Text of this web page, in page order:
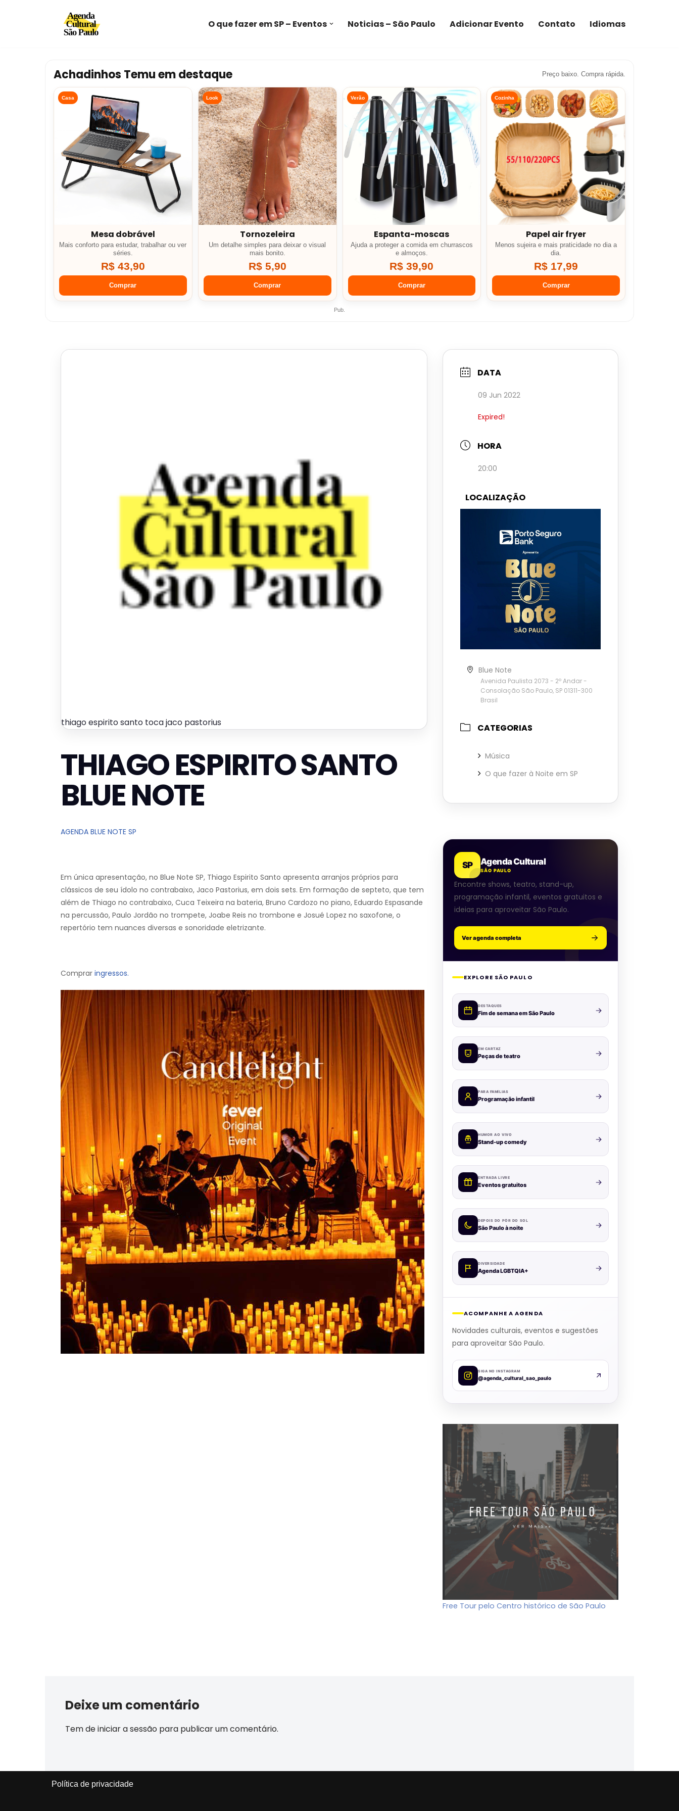
O que fazer em SP – Eventos Noticias – São Paulo Adicionar Evento Contato Idiomas
Achadinhos Temu em destaque Preço baixo. Compra rápida.
Casa
Mesa dobrável
Mais conforto para estudar, trabalhar ou ver
séries.
R$ 43,90
Comprar
Look
Tornozeleira
Um detalhe simples para deixar o visual
mais bonito.
R$ 5,90
Comprar
Verão
Espanta-moscas
Ajuda a proteger a comida em churrascos
e almoços.
R$ 39,90
Comprar
Cozinha
Papel air fryer
Menos sujeira e mais praticidade no dia a
dia.
R$ 17,99
Comprar
Pub.
thiago espirito santo toca jaco pastorius
THIAGO ESPIRITO SANTO
BLUE NOTE
AGENDA BLUE NOTE SP
Em única apresentação, no Blue Note SP, Thiago Espirito Santo apresenta arranjos próprios para
clássicos de seu ídolo no contrabaixo, Jaco Pastorius, em dois sets. Em formação de septeto, que tem
além de Thiago no contrabaixo, Cuca Teixeira na bateria, Bruno Cardozo no piano, Eduardo Espasande
na percussão, Paulo Jordão no trompete, Joabe Reis no trombone e Josué Lopez no saxofone, o
repertório tem nuances diversas e sonoridade eletrizante.
Comprar ingressos.
DATA
09 Jun 2022
Expired!
HORA
20:00
LOCALIZAÇÃO
Blue Note
Avenida Paulista 2073 - 2º Andar -
Consolação São Paulo, SP 01311-300
Brasil
CATEGORIAS
Música
O que fazer à Noite em SP
SP Agenda Cultural
SÃO PAULO
Encontre shows, teatro, stand-up,
programação infantil, eventos gratuitos e
ideias para aproveitar São Paulo.
Ver agenda completa
EXPLORE SÃO PAULO
DESTAQUES
Fim de semana em São Paulo
EM CARTAZ
Peças de teatro
PARA FAMÍLIAS
Programação infantil
HUMOR AO VIVO
Stand-up comedy
ENTRADA LIVRE
Eventos gratuitos
DEPOIS DO PÔR DO SOL
São Paulo à noite
DIVERSIDADE
Agenda LGBTQIA+
ACOMPANHE A AGENDA
Novidades culturais, eventos e sugestões
para aproveitar São Paulo.
SIGA NO INSTAGRAM
@agenda_cultural_sao_paulo
Free Tour pelo Centro histórico de São Paulo
Deixe um comentário
Tem deiniciar a sessão para publicar um comentário.
Política de privacidade